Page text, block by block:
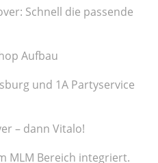
Schnell die passende
Aufbau
und 1A Partyservice
– dann Vitalo!
MLM Bereich integriert.